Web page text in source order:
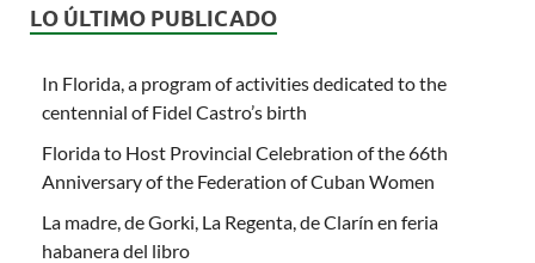
LO ÚLTIMO PUBLICADO
In Florida, a program of activities dedicated to the
centennial of Fidel Castro’s birth
Florida to Host Provincial Celebration of the 66th
Anniversary of the Federation of Cuban Women
La madre, de Gorki, La Regenta, de Clarín en feria
habanera del libro